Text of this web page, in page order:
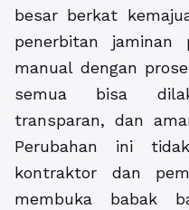
besar berkat
penerbitan jaminan
manual dengan
semua bisa
transparan, dan
Perubahan ini
kontraktor dan
membuka babak